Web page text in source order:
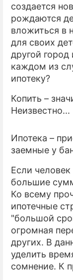
создается
рождаются
вложиться в
для своих
другой
каждом из
ипотеку?
Копить –
Неизвестно...
Ипотека –
заемные у
Если
большие
Ко всему
ипотечные
"большой
огромная
других. В
уделить
сомнение. К